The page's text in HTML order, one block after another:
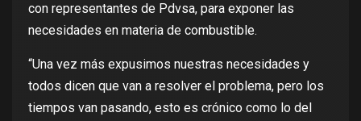
con representantes de Pdvsa, para exponer las
necesidades en materia de combustible.
“Una vez más expusimos nuestras necesidades y
todos dicen que van a resolver el problema, pero los
tiempos van pasando, esto es crónico como lo del